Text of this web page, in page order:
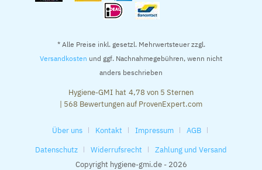
* Alle Preise inkl. gesetzl. Mehrwertsteuer zzgl.
Versandkosten und ggf. Nachnahmegebühren, wenn nicht
anders beschrieben
Hygiene-GMI hat 4,78 von 5 Sternen
| 568 Bewertungen auf ProvenExpert.com
Über uns Kontakt Impressum
AGB
Datenschutz
Widerrufsrecht
Zahlung und Versand
Copyright hygiene-gmi.de - 2026